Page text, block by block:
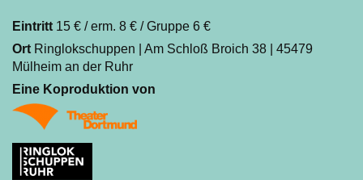
Eintritt 15 € / erm. 8 € / Gruppe 6 €
Ort Ringlokschuppen | Am Schloß Broich 38 | 45479
Mülheim an der Ruhr
Eine Koproduktion von